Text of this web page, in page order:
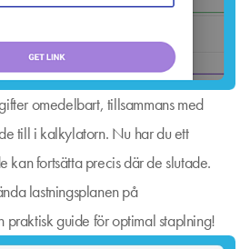
omedelbart, tillsammans med
till i kalkylatorn. Nu har du ett
kan fortsätta precis där de slutade.
lastningsplanen på
praktisk guide för optimal staplning!